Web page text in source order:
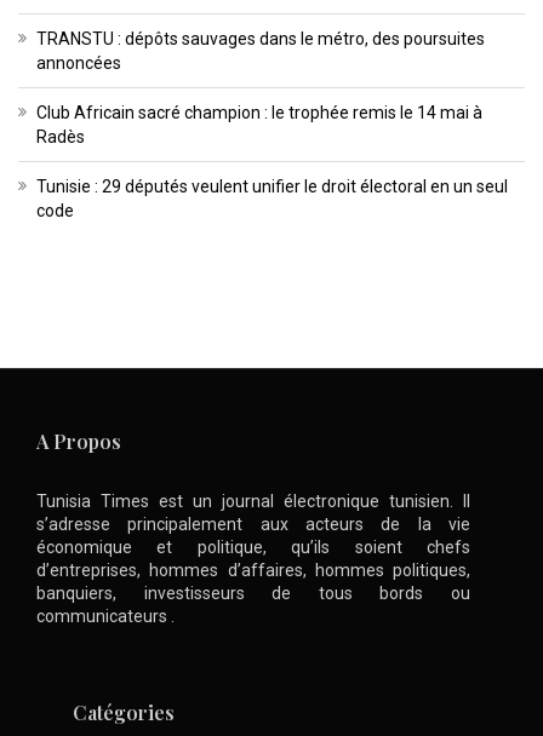
TRANSTU : dépôts sauvages dans le métro, des poursuites
annoncées
Club Africain sacré champion : le trophée remis le 14 mai à
Radès
Tunisie : 29 députés veulent unifier le droit électoral en un seul
code
A Propos
Tunisia Times est un journal électronique tunisien. Il
s’adresse principalement aux acteurs de la vie
économique et politique, qu’ils soient chefs
d’entreprises, hommes d’affaires, hommes politiques,
banquiers, investisseurs de tous bords ou
communicateurs .
Catégories